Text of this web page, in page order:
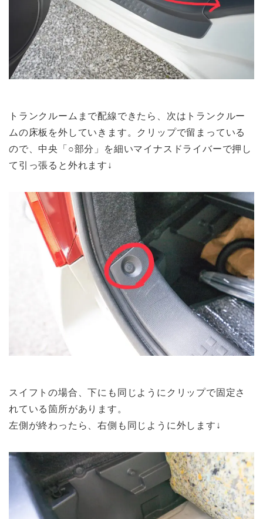
トランクルームまで配線できたら、次は トランクルー
ムの床板を外していきます。クリップで留まっている
ので、中央「○部分」を細いマイナスドライバーで押し
て引っ張ると外れます↓
スイフトの場合、下にも同じようにクリップで固定さ
れている箇所があります。
左側が終わったら、右側も同じように外します↓